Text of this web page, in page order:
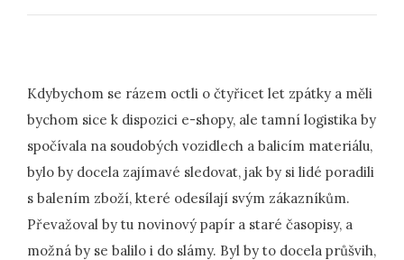
Kdybychom se rázem octli o čtyřicet let zpátky a měli
bychom sice k dispozici e-shopy, ale tamní logistika by
spočívala na soudobých vozidlech a balicím materiálu,
bylo by docela zajímavé sledovat, jak by si lidé poradili
s balením zboží, které odesílají svým zákazníkům.
Převažoval by tu novinový papír a staré časopisy, a
možná by se balilo i do slámy. Byl by to docela průšvih,